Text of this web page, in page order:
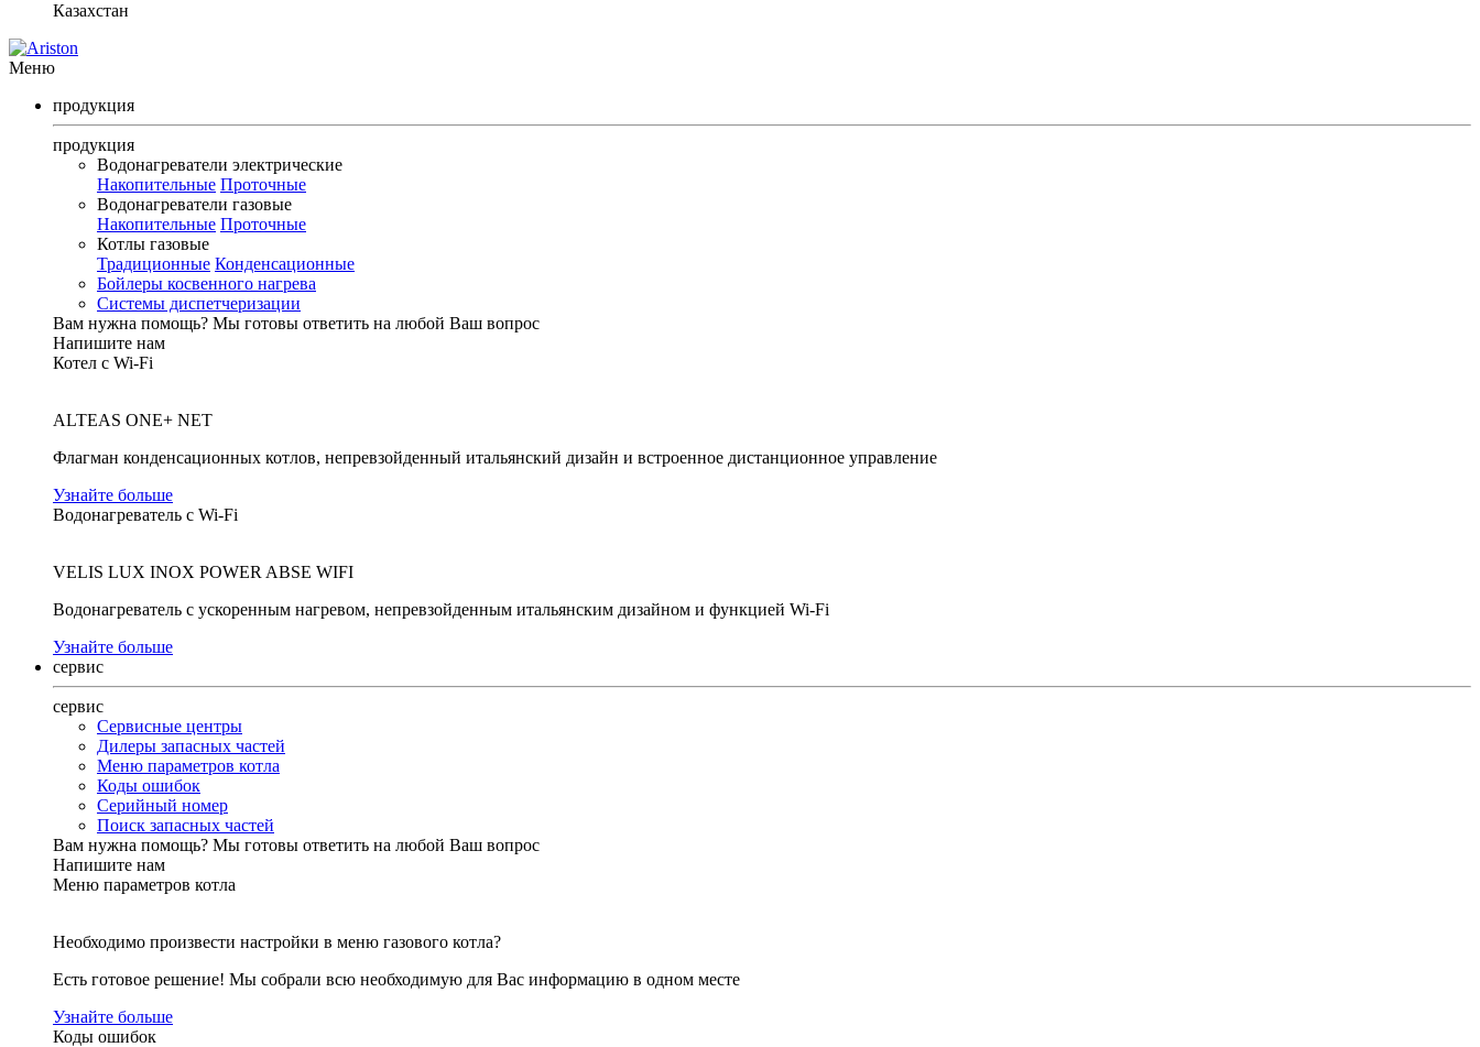
Казахстан
Меню
продукция
продукция
Водонагреватели электрические
Накопительные Проточные
Водонагреватели газовые
Накопительные Проточные
Котлы газовые
Традиционные Конденсационные
Бойлеры косвенного нагрева
Системы диспетчеризации
Вам нужна помощь? Мы готовы ответить на любой Ваш вопрос
Напишите нам
Котел с Wi-Fi
ALTEAS ONE+ NET
Флагман конденсационных котлов, непревзойденный итальянский дизайн и встроенное дистанционное управление
Узнайте больше
Водонагреватель с Wi-Fi
VELIS LUX INOX POWER ABSE WIFI
Водонагреватель с ускоренным нагревом, непревзойденным итальянским дизайном и функцией Wi-Fi
Узнайте больше
сервис
сервис
Сервисные центры
Дилеры запасных частей
Меню параметров котла
Коды ошибок
Серийный номер
Поиск запасных частей
Вам нужна помощь? Мы готовы ответить на любой Ваш вопрос
Напишите нам
Меню параметров котла
Необходимо произвести настройки в меню газового котла?
Есть готовое решение! Мы собрали всю необходимую для Вас информацию в одном месте
Узнайте больше
Коды ошибок